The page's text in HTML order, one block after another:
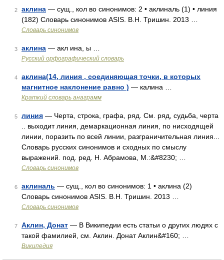
2 аклина — сущ., кол во синонимов: 2 • аклиналь (1) • линия
(182) Словарь синонимов ASIS. В.Н. Тришин. 2013 …
Словарь синонимов
3 аклина — акл ина, ы …
Русский орфографический словарь
4
аклина(14, линия , соединяющая точки, в которых
магнитное наклонение равно ) — калина …
Краткий словарь анаграмм
5 линия — Черта, строка, графа, ряд. См. ряд, судьба, черта
.. выходит линия, демаркационная линия, по нисходящей
линии, поразить по всей линии, разграничительная линия...
Словарь русских синонимов и сходных по смыслу
выражений. под. ред. Н. Абрамова, М.:&#8230; …
Словарь синонимов
6 аклиналь — сущ., кол во синонимов: 1 • аклина (2)
Словарь синонимов ASIS. В.Н. Тришин. 2013 …
Словарь синонимов
7 Аклин, Донат — В Википедии есть статьи о других людях с
такой фамилией, см. Аклин. Донат Аклин&#160; …
Википедия